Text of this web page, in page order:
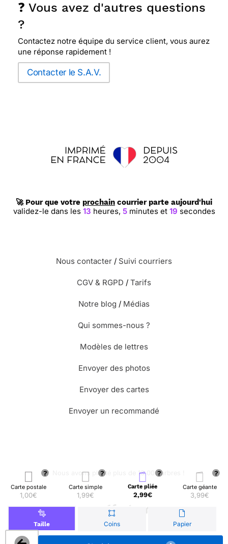
Carte postale
1,00€
Carte simple
1,99€
Carte pliée
2,99€
Carte géante
3,99€
Taille Coins Papier
❓ Vous avez d'autres questions
?
Contactez notre équipe du service client, vous aurez
une réponse rapidement !
Contacter le S.A.V.
🚀 Pour que votre prochain courrier parte aujourd'hui
validez-le dans les 13 heures, 5minutes et 18 secondes
Nous contacter / Suivi courriers
CGV & RGPD / Tarifs
Notre blog / Médias
Qui sommes-nous ?
Modèles de lettres
Envoyer des photos
Envoyer des cartes
Envoyer un recommandé
🌳 Nous avons planté plus de 13.000 arbres !
© Merci Facteur